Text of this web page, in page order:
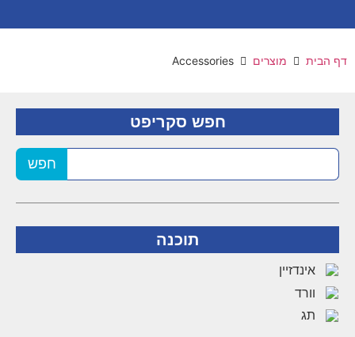
דף הבית מוצרים Accessories
חפש סקריפט
חפש
תוכנה
אינדזיין
וורד
תג